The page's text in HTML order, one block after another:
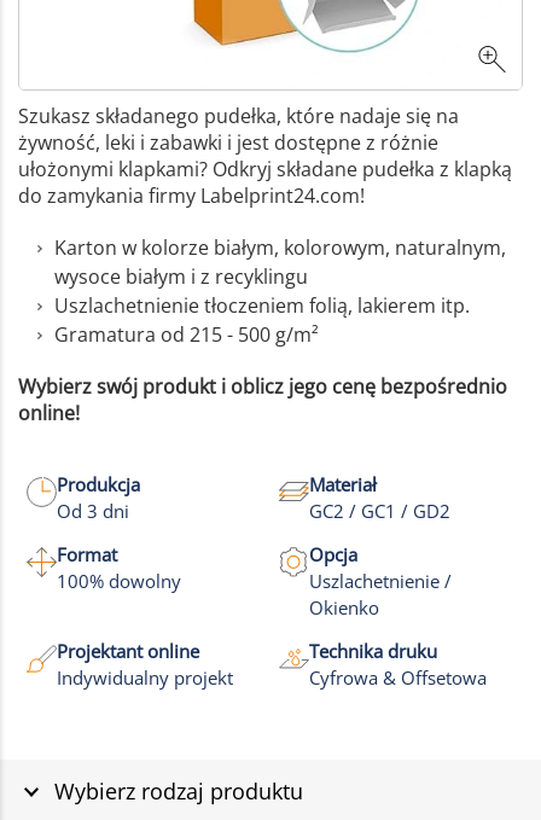
Szukasz składanego pudełka, które nadaje się na
żywność, leki i zabawki i jest dostępne z różnie
ułożonymi klapkami? Odkryj składane pudełka z klapką
do zamykania firmy Labelprint24.com!
Karton w kolorze białym, kolorowym, naturalnym,
wysoce białym i z recyklingu
Uszlachetnienie tłoczeniem folią, lakierem itp.
Gramatura od 215 - 500 g/m²
Wybierz swój produkt i oblicz jego cenę bezpośrednio
online!
Produkcja
Od 3 dni
Materiał
GC2 / GC1 / GD2
Format
100% dowolny
Opcja
Uszlachetnienie /
Okienko
Projektant online
Indywidualny projekt
Technika druku
Cyfrowa & Offsetowa
Wybierz rodzaj produktu